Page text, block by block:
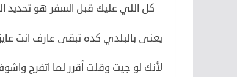
– كل اللي عليك قبل السفر هو تحديد
يعنى بالبلدي كده تبقى عارف انت
لأنك لو جيت وقلت أقرر لما اتفرج